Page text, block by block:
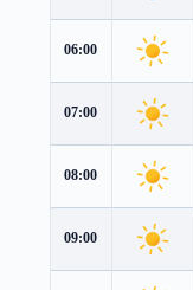
06:00
07:00
08:00
09:00